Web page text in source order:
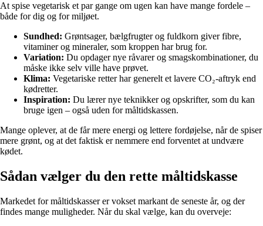
At spise vegetarisk et par gange om ugen kan have mange fordele –
både for dig og for miljøet.
Sundhed: Grøntsager, bælgfrugter og fuldkorn giver fibre,
vitaminer og mineraler, som kroppen har brug for.
Variation: Du opdager nye råvarer og smagskombinationer, du
måske ikke selv ville have prøvet.
Klima: Vegetariske retter har generelt et lavere CO₂-aftryk end
kødretter.
Inspiration: Du lærer nye teknikker og opskrifter, som du kan
bruge igen – også uden for måltidskassen.
Mange oplever, at de får mere energi og lettere fordøjelse, når de spiser
mere grønt, og at det faktisk er nemmere end forventet at undvære
kødet.
Sådan vælger du den rette måltidskasse
Markedet for måltidskasser er vokset markant de seneste år, og der
findes mange muligheder. Når du skal vælge, kan du overveje: